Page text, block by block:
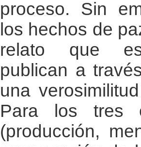
proceso. Sin
los hechos de
relato que
publican a
una
Para los tres
(producción,